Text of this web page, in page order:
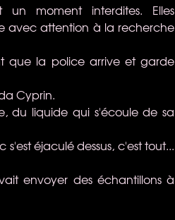
moment interdites. Elles
avec attention à la recherche
que la police arrive et garde
Cyprin.
du liquide qui s'écoule de sa
éjaculé dessus, c'est tout...
envoyer des échantillons à